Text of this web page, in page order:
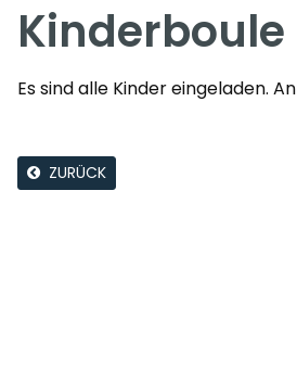
Kinderboule
Es sind alle Kinder eingeladen.
ZURÜCK